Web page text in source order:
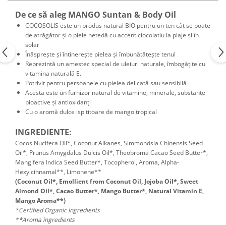
De ce să aleg MANGO Suntan & Body Oil
COCOSOLIS este un produs natural BIO pentru un ten cât se poate
de atrăgător și o piele netedă cu accent ciocolatiu la plaje și în
solar
Înăsprește și întinerește pielea și îmbunătățește tenul
Reprezintă un amestec special de uleiuri naturale, îmbogățite cu
vitamina naturală E.
Potrivit pentru persoanele cu pielea delicată sau sensibilă
Acesta este un furnizor natural de vitamine, minerale, substanțe
bioactive și antioxidanți
Cu o aromă dulce ispititoare de mango tropical
INGREDIENTE:
Cocos Nucifera Oil*, Coconut Alkanes, Simmondsia Chinensis Seed
Oil*, Prunus Amygdalus Dulcis Oil*, Theobroma Cacao Seed Butter*,
Mangifera Indica Seed Butter*, Tocopherol, Aroma, Alpha-
Hexylcinnamal**, Limonene**
(Coconut Oil*, Emollient from Coconut Oil, Jojoba Oil*, Sweet
Almond Oil*, Cacao Butter*, Mango Butter*, Natural Vitamin Е,
Mango Aroma**)
*Certified Organic Ingredients
**Aroma ingredients